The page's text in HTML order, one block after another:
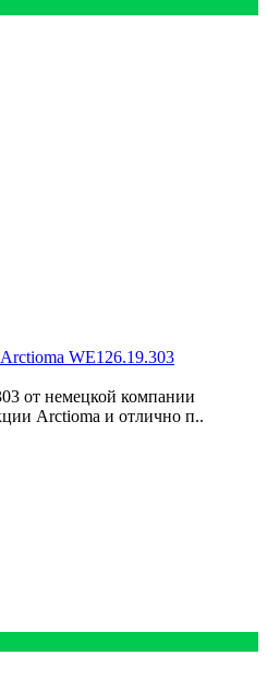
WE126.19.303
от немецкой компании
Arctioma и отлично п..